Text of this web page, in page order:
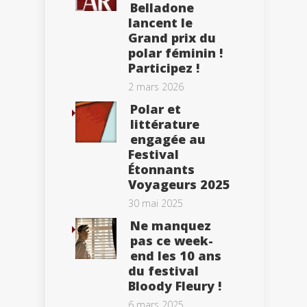
Belladone
lancent le
Grand prix du
polar féminin !
Participez !
2 mars 2026
Polar et
littérature
engagée au
Festival
Étonnants
Voyageurs 2025
30 mai 2025
Ne manquez
pas ce week-
end les 10 ans
du festival
Bloody Fleury !
6 mars 2025